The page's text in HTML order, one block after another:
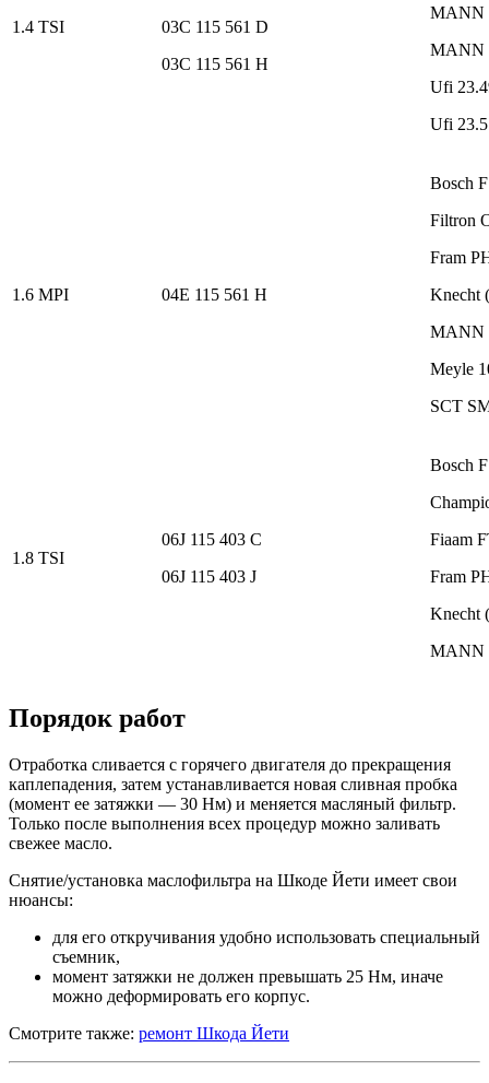
MANN
MANN
Ufi
Ufi
1.4 TSI
03C 115 561 D
03C 115 561 H
1.6 MPI 04E 115 561 H
Bosch
Filtron
Fram
Knecht
MANN
Meyle
SCT
1.8 TSI
06J 115 403 C
06J 115 403 J
Bosch
Fiaam
Fram
Knecht
MANN
Порядок работ
Отработка сливается с горячего двигателя до прекращения
каплепадения, затем устанавливается новая сливная пробка
(момент ее затяжки — 30 Нм) и меняется масляный фильтр.
Только после выполнения всех процедур можно заливать
свежее масло.
Снятие/установка маслофильтра на Шкоде Йети имеет свои
нюансы:
для его откручивания удобно использовать специальный
съемник,
момент затяжки не должен превышать 25 Нм, иначе
можно деформировать его корпус.
Смотрите также: ремонт Шкода Йети